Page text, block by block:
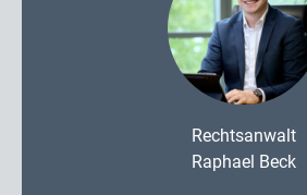
Rechtsanwalt
Raphael Beck